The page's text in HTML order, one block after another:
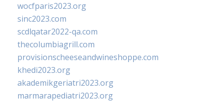
wocfparis2023.org
sinc2023.com
scdlqatar2022-qa.com
thecolumbiagrill.com
provisionscheeseandwineshoppe.com
khedi2023.org
akademikgeriatri2023.org
marmarapediatri2023.org